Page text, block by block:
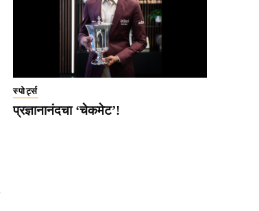
स्पोर्ट्स
प्रज्ञानानंदचा ‘चेकमेट’!